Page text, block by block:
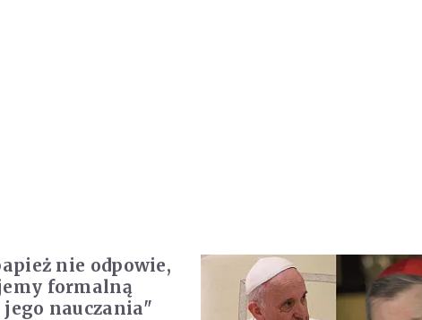
nie odpowie,
formalną
nauczania"